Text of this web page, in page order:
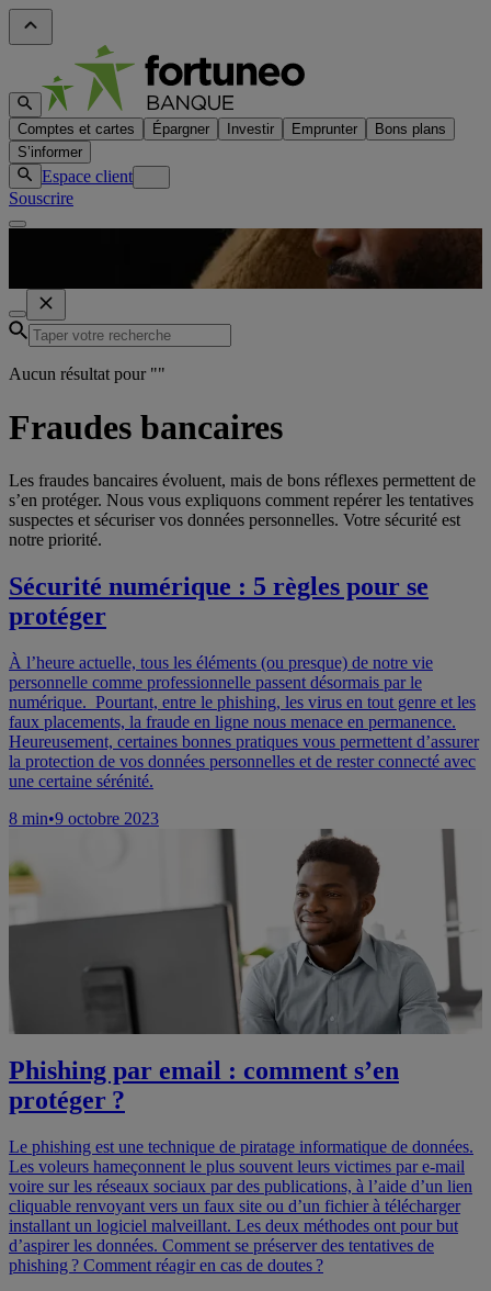
Comptes et cartes Épargner Investir Emprunter
Bons plans
S’informer
Espace client
Souscrire
Aucun résultat pour ""
Fraudes bancaires
Les fraudes bancaires évoluent, mais de bons réflexes permettent de
s’en protéger. Nous vous expliquons comment repérer les tentatives
suspectes et sécuriser vos données personnelles. Votre sécurité est
notre priorité.
Sécurité numérique : 5 règles pour se
protéger
À l’heure actuelle, tous les éléments (ou presque) de notre vie
personnelle comme professionnelle passent désormais par le
numérique. Pourtant, entre le phishing, les virus en tout genre et les
faux placements, la fraude en ligne nous menace en permanence.
Heureusement, certaines bonnes pratiques vous permettent d’assurer
la protection de vos données personnelles et de rester connecté avec
une certaine sérénité.
8 min•9 octobre 2023
Phishing par email : comment s’en
protéger ?
Le phishing est une technique de piratage informatique de données.
Les voleurs hameçonnent le plus souvent leurs victimes par e-mail
voire sur les réseaux sociaux par des publications, à l’aide d’un lien
cliquable renvoyant vers un faux site ou d’un fichier à télécharger
installant un logiciel malveillant. Les deux méthodes ont pour but
d’aspirer les données. Comment se préserver des tentatives de
phishing ? Comment réagir en cas de doutes ?